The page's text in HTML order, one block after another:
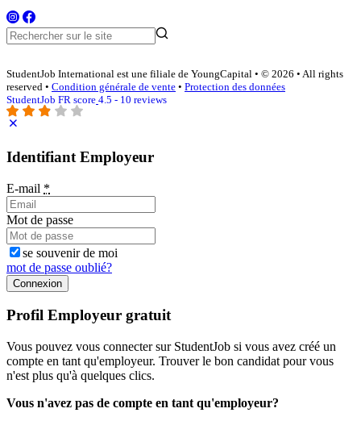
StudentJob International est une filiale de YoungCapital • © 2026 • All rights
reserved • Condition générale de vente • Protection des données
StudentJob FR score 4.5 - 10 reviews
Identifiant Employeur
E-mail *
Mot de passe
se souvenir de moi
mot de passe oublié?
Connexion
Profil Employeur gratuit
Vous pouvez vous connecter sur StudentJob si vous avez créé un
compte en tant qu'employeur. Trouver le bon candidat pour vous
n'est plus qu'à quelques clics.
Vous n'avez pas de compte en tant qu'employeur?